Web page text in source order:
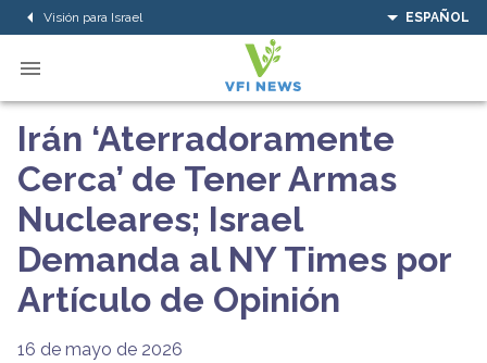
Visión para Israel ESPAÑOL
Irán ‘Aterradoramente
Cerca’ de Tener Armas
Nucleares; Israel
Demanda al NY Times por
Artículo de Opinión
16 de mayo de 2026